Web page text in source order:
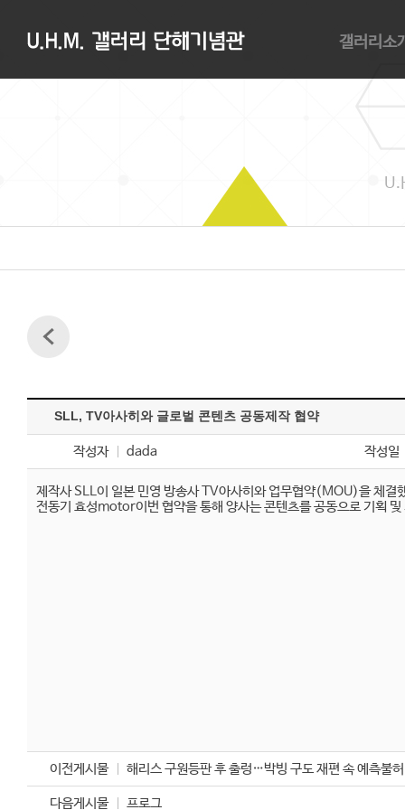
갤러리소
SLL, TV아사히와 글로벌 콘텐츠 공동제작 협약
작성자 dada 작성일
제작사 SLL이 일본 민영 방송사 TV아사히와 업무협약(MOU)을 체결
전동기 효성motor이번 협약을 통해 양사는 콘텐츠를 공동으로 기획
이전게시물 해리스 구원등판 후 출렁…박빙 구도 재편 속 예측불허
다음게시물 프로그